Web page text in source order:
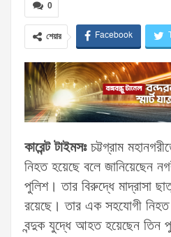
0
শেয়ার Facebook
কারেন্ট টাইমসঃচট্টগ্রাম
নিহত হয়েছে বলে জানিয়েছেন
পুলিশ। তার বিরুদ্ধে মাদ্রাসা
রয়েছে। তার এক সহযোগী
বন্দুক যুদ্ধে আহত হয়েছেন তিন